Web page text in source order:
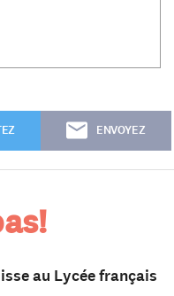
ENVOYEZ
au Lycée français